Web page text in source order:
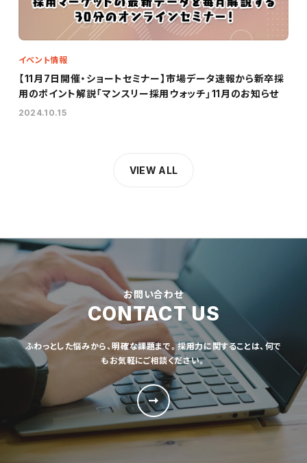
イベント情報
【11月7日開催・ショートセミナー】市場データ速報から新卒採
用のポイント解説「マンスリー採用ウォッチ」11月のお知らせ
2024.10.15
VIEW ALL
お問い合わせ
CONTACT US
ふわっとした悩みから、明確な課題まで。採用力に関することは、何で
もお気軽にご相談ください。